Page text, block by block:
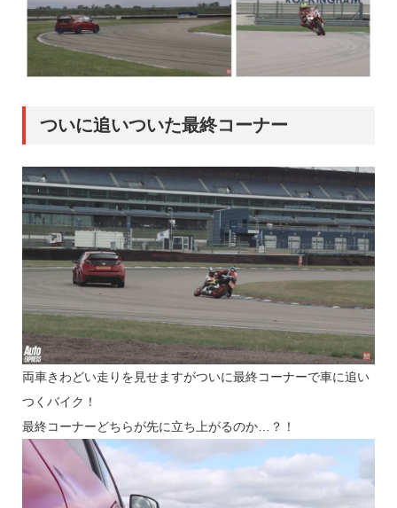
ついに追いついた最終コーナー
両車きわどい走りを見せますがついに最終コーナーで車に追い
つくバイク！
最終コーナーどちらが先に立ち上がるのか…？！